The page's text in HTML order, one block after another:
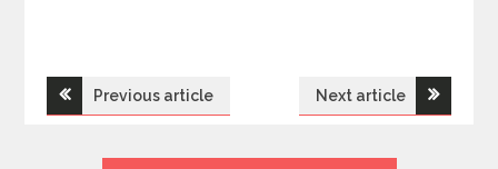
Nawigacja
Previous article Next article